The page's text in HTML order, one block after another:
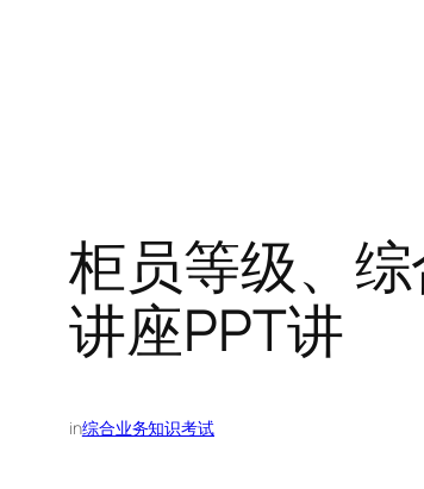
柜员等级、
讲座PPT讲
in综合业务知识考试